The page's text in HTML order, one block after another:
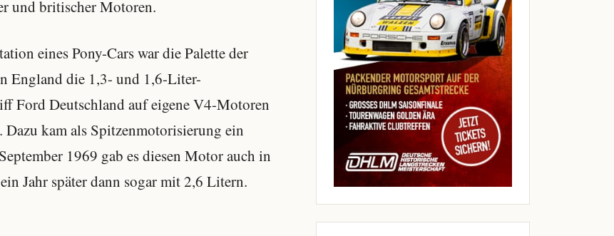
und britischer Motoren.
eines Pony-Cars war die Palette der
England die 1,3- und 1,6-Liter-
Ford Deutschland auf eigene V4-Motoren
kam als Spitzenmotorisierung ein
1969 gab es diesen Motor auch in
Jahr später dann sogar mit 2,6 Litern.